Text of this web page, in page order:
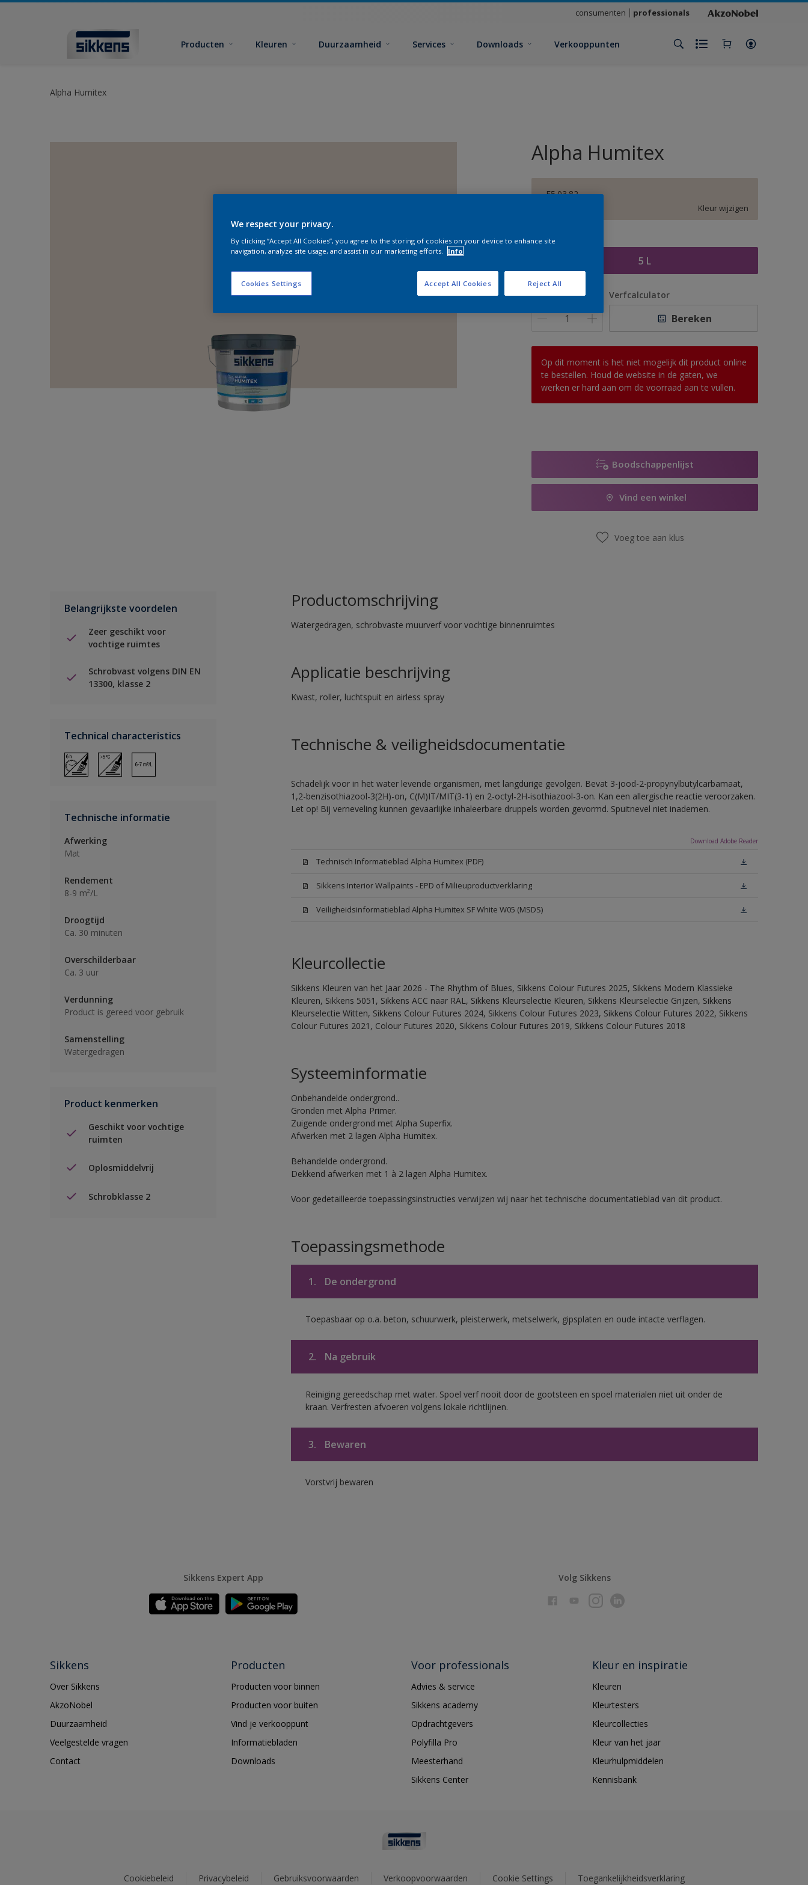
consumenten professionals
Producten Kleuren Duurzaamheid Services Downloads Verkooppunten
Alpha Humitex
Alpha Humitex
E5.03.82
Kleur wijzigen
Grootte
5 L
Aantal Verfcalculator
Bereken
Op dit moment is het niet mogelijk dit product online
te bestellen. Houd de website in de gaten, we
werken er hard aan om de voorraad aan te vullen.
Boodschappenlijst
Vind een winkel
Voeg toe aan klus
Belangrijkste voordelen
Zeer geschikt voor
vochtige ruimtes
Schrobvast volgens DIN EN
13300, klasse 2
Technical characteristics
Technische informatie
Afwerking
Mat
Rendement
8-9 m²/L
Droogtijd
Ca. 30 minuten
Overschilderbaar
Ca. 3 uur
Verdunning
Product is gereed voor gebruik
Samenstelling
Watergedragen
Product kenmerken
Geschikt voor vochtige
ruimten
Oplosmiddelvrij
Schrobklasse 2
Productomschrijving
Watergedragen, schrobvaste muurverf voor vochtige binnenruimtes
Applicatie beschrijving
Kwast, roller, luchtspuit en airless spray
Technische & veiligheidsdocumentatie
Schadelijk voor in het water levende organismen, met langdurige gevolgen. Bevat 3-jood-2-propynylbutylcarbamaat,
1,2-benzisothiazool-3(2H)-on, C(M)IT/MIT(3-1) en 2-octyl-2H-isothiazool-3-on. Kan een allergische reactie veroorzaken.
Let op! Bij verneveling kunnen gevaarlijke inhaleerbare druppels worden gevormd. Spuitnevel niet inademen.
Download Adobe Reader
Technisch Informatieblad Alpha Humitex (PDF)
Sikkens Interior Wallpaints - EPD of Milieuproductverklaring
Veiligheidsinformatieblad Alpha Humitex SF White W05 (MSDS)
Kleurcollectie
Sikkens Kleuren van het Jaar 2026 - The Rhythm of Blues, Sikkens Colour Futures 2025, Sikkens Modern Klassieke
Kleuren, Sikkens 5051, Sikkens ACC naar RAL, Sikkens Kleurselectie Kleuren, Sikkens Kleurselectie Grijzen, Sikkens
Kleurselectie Witten, Sikkens Colour Futures 2024, Sikkens Colour Futures 2023, Sikkens Colour Futures 2022, Sikkens
Colour Futures 2021, Colour Futures 2020, Sikkens Colour Futures 2019, Sikkens Colour Futures 2018
Systeeminformatie
Onbehandelde ondergrond..
Gronden met Alpha Primer.
Zuigende ondergrond met Alpha Superfix.
Afwerken met 2 lagen Alpha Humitex.
Behandelde ondergrond.
Dekkend afwerken met 1 à 2 lagen Alpha Humitex.
Voor gedetailleerde toepassingsinstructies verwijzen wij naar het technische documentatieblad van dit product.
Toepassingsmethode
1. De ondergrond
Toepasbaar op o.a. beton, schuurwerk, pleisterwerk, metselwerk, gipsplaten en oude intacte verflagen.
2. Na gebruik
Reiniging gereedschap met water. Spoel verf nooit door de gootsteen en spoel materialen niet uit onder de
kraan. Verfresten afvoeren volgens lokale richtlijnen.
3. Bewaren
Vorstvrij bewaren
Sikkens Expert App Volg Sikkens
Sikkens
Over Sikkens
AkzoNobel
Duurzaamheid
Veelgestelde vragen
Contact
Producten
Producten voor binnen
Producten voor buiten
Vind je verkooppunt
Informatiebladen
Downloads
Voor professionals
Advies & service
Sikkens academy
Opdrachtgevers
Polyfilla Pro
Meesterhand
Sikkens Center
Kleur en inspiratie
Kleuren
Kleurtesters
Kleurcollecties
Kleur van het jaar
Kleurhulpmiddelen
Kennisbank
Cookiebeleid Privacybeleid Gebruiksvoorwaarden Verkoopvoorwaarden Cookie Settings Toegankelijkheidsverklaring
We respect your privacy.
By clicking “Accept All Cookies”, you agree to the storing of cookies on your device to enhance site
navigation, analyze site usage, and assist in our marketing efforts.
Info
Cookies Settings Reject All
Accept All Cookies